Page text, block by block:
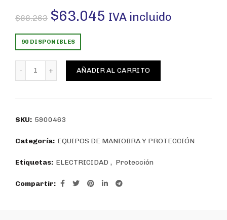
$88.263 El
precio
original
era:
$63.045 El
actual
es:
IVA incluido
90 DISPONIBLES
Interruptor automático KBM 4X63A "C" 15KA cantidad
AÑADIR AL CARRITO
SKU: 5900463
Categoría: EQUIPOS DE MANIOBRA Y PROTECCIÓN
Etiquetas: ELECTRICIDAD , Protección
Compartir